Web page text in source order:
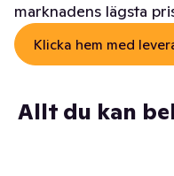
marknadens lägsta
Klicka hem med
Allt du kan